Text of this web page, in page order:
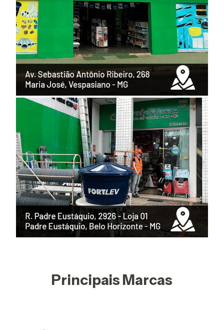
Principais Marcas